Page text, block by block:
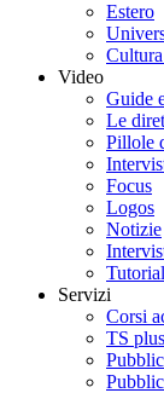
Estero
Video
Guide
Le
Pillole
Focus
Logos
Notizie
Tutorial
Servizi
Corsi
TS plus